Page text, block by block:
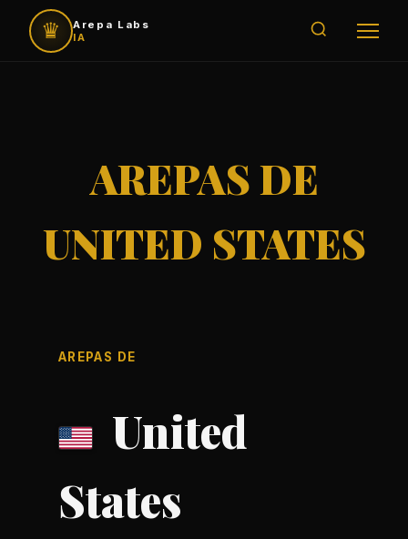
♛
Arepa Labs
IA
AREPAS DE
UNITED STATES
AREPAS DE
United
States